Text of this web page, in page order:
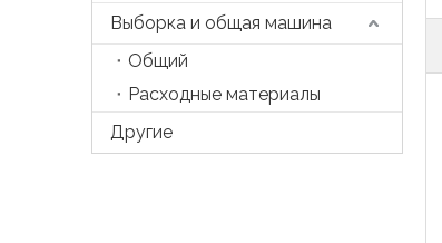
Выборка и общая машина
Общий
Расходные материалы
Другие